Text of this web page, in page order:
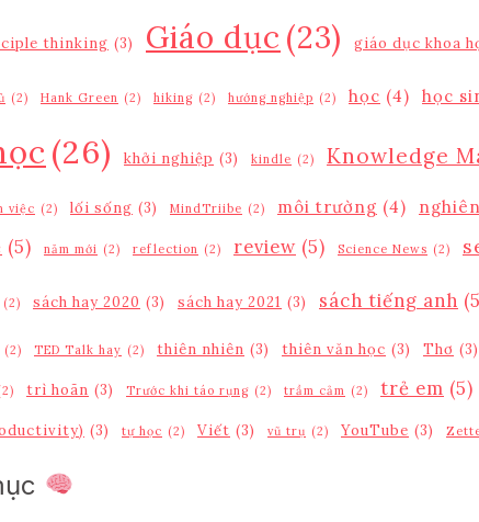
thinking (3) Giáo dục (23) giáo dục khoa
(2) Hank Green (2) hiking (2) hướng nghiệp (2) học (4) học
(26) khởi nghiệp (3) kindle (2) Knowledge
việc (2) lối sống (3) MindTriibe (2) môi trường (4)
(5) năm mới (2) reflection (2) review (5) Science News (2)
(2) sách hay 2020 (3) sách hay 2021 (3) sách tiếng anh
(2) TED Talk hay (2) thiên nhiên (3) thiên văn học (3) Thơ (3)
trì hoãn (3) Trước khi táo rụng (2) trầm cảm (2) trẻ em (5)
(3) tự học (2) Viết (3) vũ trụ (2) YouTube (3)